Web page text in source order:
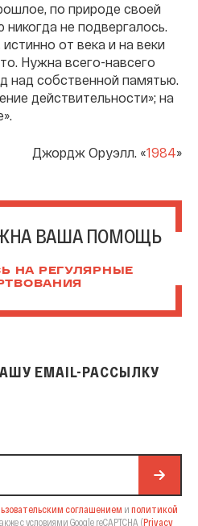
по природе своей
не подвергалось.
от века и на веки
Нужна всего-навсего
над собственной памятью.
действительности»; на
Джордж Оруэлл. «1984»
ВАША ПОМОЩЬ
НА РЕГУЛЯРНЫЕ
EMAIL-РАССЫЛКУ
соглашением и политикой
с условиями Google reCAPTCHA (Privacy